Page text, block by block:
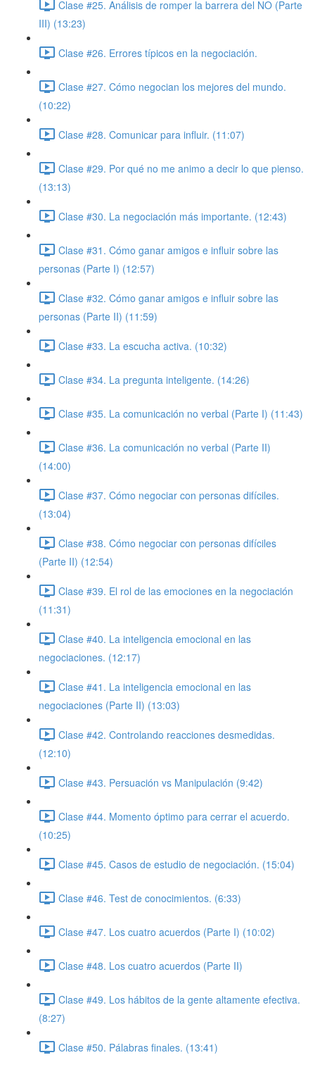
Clase #25. Análisis de romper la barrera del NO (Parte
III) (13:23)
Clase #26. Errores típicos en la negociación.
Clase #27. Cómo negocian los mejores del mundo.
(10:22)
Clase #28. Comunicar para influir. (11:07)
Clase #29. Por qué no me animo a decir lo que pienso.
(13:13)
Clase #30. La negociación más importante. (12:43)
Clase #31. Cómo ganar amigos e influir sobre las
personas (Parte I) (12:57)
Clase #32. Cómo ganar amigos e influir sobre las
personas (Parte II) (11:59)
Clase #33. La escucha activa. (10:32)
Clase #34. La pregunta inteligente. (14:26)
Clase #35. La comunicación no verbal (Parte I) (11:43)
Clase #36. La comunicación no verbal (Parte II)
(14:00)
Clase #37. Cómo negociar con personas difíciles.
(13:04)
Clase #38. Cómo negociar con personas difíciles
(Parte II) (12:54)
Clase #39. El rol de las emociones en la negociación
(11:31)
Clase #40. La inteligencia emocional en las
negociaciones. (12:17)
Clase #41. La inteligencia emocional en las
negociaciones (Parte II) (13:03)
Clase #42. Controlando reacciones desmedidas.
(12:10)
Clase #43. Persuación vs Manipulación (9:42)
Clase #44. Momento óptimo para cerrar el acuerdo.
(10:25)
Clase #45. Casos de estudio de negociación. (15:04)
Clase #46. Test de conocimientos. (6:33)
Clase #47. Los cuatro acuerdos (Parte I) (10:02)
Clase #48. Los cuatro acuerdos (Parte II)
Clase #49. Los hábitos de la gente altamente efectiva.
(8:27)
Clase #50. Pálabras finales. (13:41)